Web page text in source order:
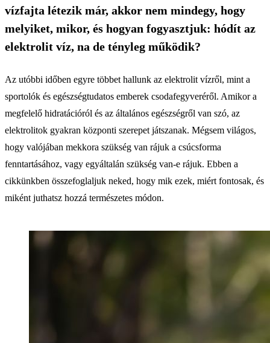
vízfajta létezik már, akkor nem mindegy, hogy
melyiket, mikor, és hogyan fogyasztjuk: hódít az
elektrolit víz, na de tényleg működik?
Az utóbbi időben egyre többet hallunk az elektrolit vízről, mint a
sportolók és egészségtudatos emberek csodafegyveréről. Amikor a
megfelelő hidratációról és az általános egészségről van szó, az
elektrolitok gyakran központi szerepet játszanak. Mégsem világos,
hogy valójában mekkora szükség van rájuk a csúcsforma
fenntartásához, vagy egyáltalán szükség van-e rájuk. Ebben a
cikkünkben összefoglaljuk neked, hogy mik ezek, miért fontosak, és
miként juthatsz hozzá természetes módon.